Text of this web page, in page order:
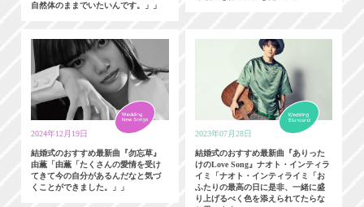
自然体のままでいたいんです。」」
2024年12月19日
結婚式のおすすめ最新曲『勿忘草』
由薫「由薫「たくさんの愛情を受け
てきて今の自分があるんだなと気づ
くことができました。」」
2023年07月28日
結婚式のおすすめ最新曲『ありった
けのLove Song』ナオト・インティラ
イミ「ナオト・インティライミ「お
ふたりの最高の日に是非、一緒に盛
り上げるべく色を添えられてたらな